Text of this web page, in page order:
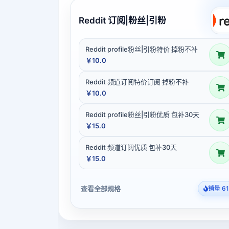
Reddit 订阅|粉丝|引粉
Reddit profile粉丝|引粉特价 掉粉不补
￥10.0
Reddit 频道订阅特价订阅 掉粉不补
￥10.0
Reddit profile粉丝|引粉优质 包补30天
￥15.0
Reddit 频道订阅优质 包补30天
￥15.0
查看全部规格 销量